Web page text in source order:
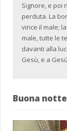
Signore, e poi
perduta. La
vince il male;
male, tutte le
davanti alla
Gesù, e a
Buona notte